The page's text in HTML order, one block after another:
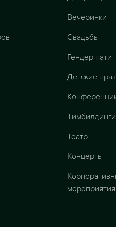
Вечеринки
Свадьбы
Гендер пати
Детские
Тимбилдинги
Театр
Концерты
мероприятия